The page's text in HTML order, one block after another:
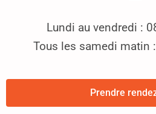
Lundi au vendredi :
Tous les samedi matin
Prendre